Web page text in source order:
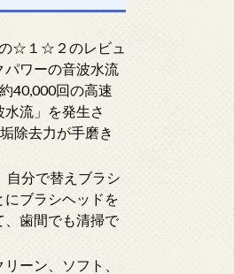
☆１☆２のレビュ
ワーの音波水流
40,000回の高速
流」を発生さ
除去力が手磨き
自分で替えブラシ
ブラシヘッドを
、歯間でも清掃で
ーン、ソフト、